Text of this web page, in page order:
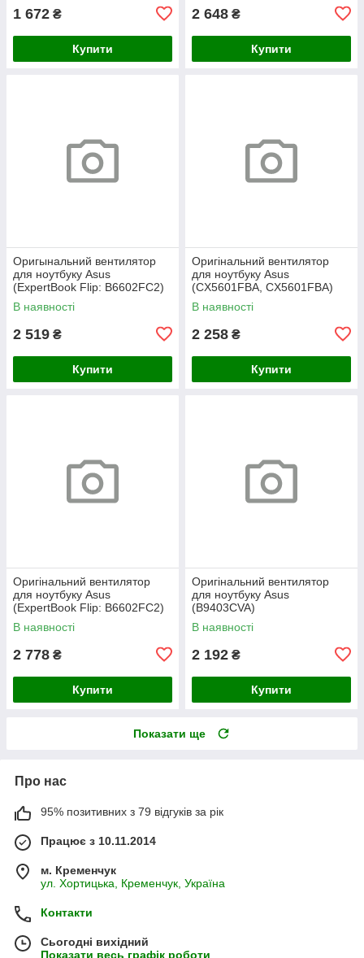
1 672 ₴
Купити
2 648 ₴
Купити
Оригынальний вентилятор
для ноутбуку Asus
(ExpertBook Flip: B6602FC2)
GPU
В наявності
2 519 ₴
Купити
Оригінальний вентилятор
для ноутбуку Asus
(CX5601FBA, CX5601FBA)
В наявності
2 258 ₴
Купити
Оригінальний вентилятор
для ноутбуку Asus
(ExpertBook Flip: B6602FC2)
CPU
В наявності
2 778 ₴
Купити
Оригінальний вентилятор
для ноутбуку Asus
(B9403CVA)
В наявності
2 192 ₴
Купити
Показати ще
Про нас
95% позитивних з 79 відгуків за рік
Працює з 10.11.2014
м. Кременчук
ул. Хортицька, Кременчук, Україна
Контакти
Сьогодні вихідний
Показати весь графік роботи